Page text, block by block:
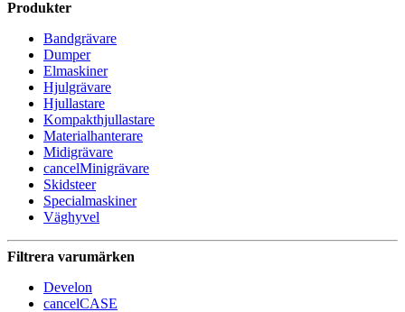
Produkter
Bandgrävare
Dumper
Elmaskiner
Hjulgrävare
Hjullastare
Kompakthjullastare
Materialhanterare
Midigrävare
cancelMinigrävare
Skidsteer
Specialmaskiner
Väghyvel
Filtrera varumärken
Develon
cancelCASE